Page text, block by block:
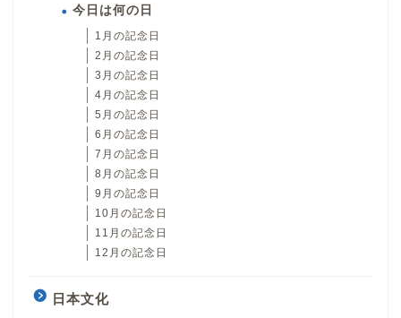
今日は何の日
1月の記念日
2月の記念日
3月の記念日
4月の記念日
5月の記念日
6月の記念日
7月の記念日
8月の記念日
9月の記念日
10月の記念日
11月の記念日
12月の記念日
日本文化